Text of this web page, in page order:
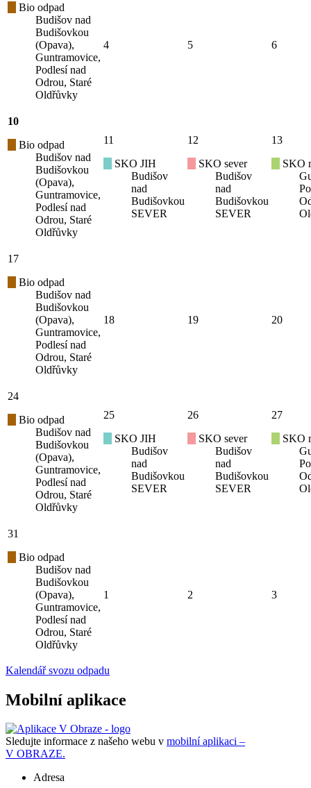
Bio odpad
Budišov nad
Budišovkou
(Opava),
Guntramovice,
Podlesí nad
Odrou, Staré
Oldřůvky
4 5 6
10
Bio odpad
Budišov nad
Budišovkou
(Opava),
Guntramovice,
Podlesí nad
Odrou, Staré
Oldřůvky
11
SKO JIH
Budišov
nad
Budišovkou
SEVER
12
SKO sever
Budišov
nad
Budišovkou
SEVER
13
SKO
17
Bio odpad
Budišov nad
Budišovkou
(Opava),
Guntramovice,
Podlesí nad
Odrou, Staré
Oldřůvky
18 19 20
24
Bio odpad
Budišov nad
Budišovkou
(Opava),
Guntramovice,
Podlesí nad
Odrou, Staré
Oldřůvky
25
SKO JIH
Budišov
nad
Budišovkou
SEVER
26
SKO sever
Budišov
nad
Budišovkou
SEVER
27
SKO
31
Bio odpad
Budišov nad
Budišovkou
(Opava),
Guntramovice,
Podlesí nad
Odrou, Staré
Oldřůvky
1 2 3
Kalendář svozu odpadu
Mobilní aplikace
Sledujte informace z našeho webu v mobilní aplikaci –
V OBRAZE.
Adresa